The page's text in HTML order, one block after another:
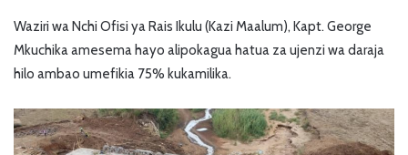
Waziri wa Nchi Ofisi ya Rais Ikulu (Kazi Maalum), Kapt. George
Mkuchika amesema hayo alipokagua hatua za ujenzi wa daraja
hilo ambao umefikia 75% kukamilika.